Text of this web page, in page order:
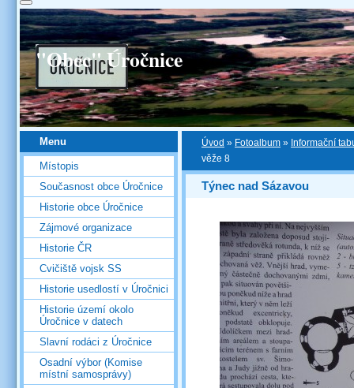
"Obec" Úročnice
Úvod » Fotoalbum » Informační
věže 8
Týnec nad Sázavou
Menu
Místopis
Současnost obce Úročnice
Historie obce Úročnice
Zájmové organizace
Historie ČR
Cvičiště vojsk SS
Historie usedlostí v Úročnici
Historie území okolo
Úročnice v datech
Slavní rodáci z Úročnice
Osadní výbor (Komise
místní samosprávy)